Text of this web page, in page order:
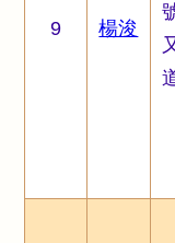
9 楊浚